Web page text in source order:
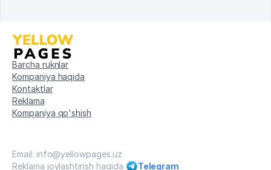
Barcha ruknlar
Kompaniya haqida
Kontaktlar
Reklama
Kompaniya qo'shish
Email: info@yellowpages.uz
Reklama joylashtirish haqida
Telegram